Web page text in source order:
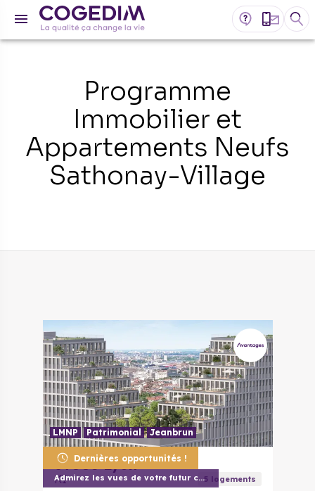
Programme
Immobilier et
Appartements Neufs
Sathonay-Village
Dernières opportunités !
Admirez les vues de votre futur chez vou
LMNP Patrimonial Jeanbrun
69003 Lyon
KI 5logements